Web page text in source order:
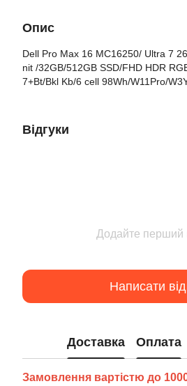
Опис
Dell Pro Max 16 MC16250/ Ultra 7
nit /32GB/512GB SSD/FHD HDR
7+Bt/Bkl Kb/6 cell 98Wh/W11Pro/
Відгуки
Додайте перший
Написати
Доставка Оплата
Замовлення вартістю до